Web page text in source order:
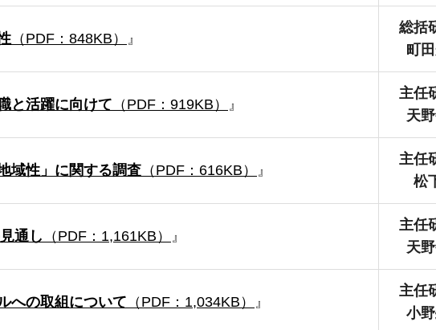
（PDF：848KB） 』
総括
町
と活躍に向けて （PDF：919KB） 』
主任
天
域性」に関する調査 （PDF：616KB） 』
主任
松
通し （PDF：1,161KB） 』
主任
天
への取組について （PDF：1,034KB） 』
主任
小